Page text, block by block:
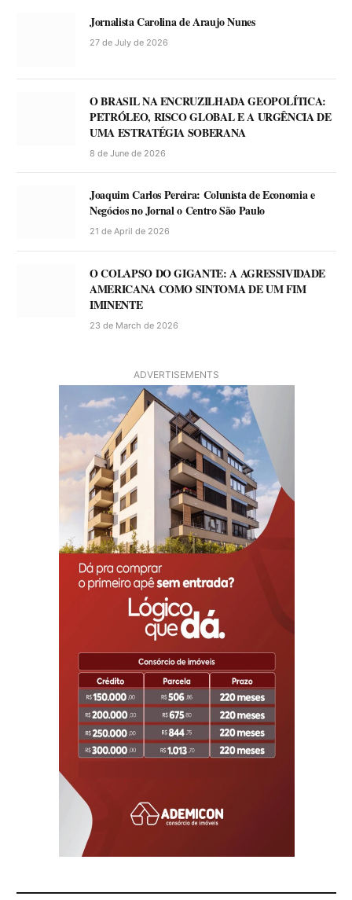
Jornalista Carolina de Araujo Nunes
27 de July de 2026
O BRASIL NA ENCRUZILHADA GEOPOLÍTICA:
PETRÓLEO, RISCO GLOBAL E A URGÊNCIA DE
UMA ESTRATÉGIA SOBERANA
8 de June de 2026
Joaquim Carlos Pereira: Colunista de Economia e
Negócios no Jornal o Centro São Paulo
21 de April de 2026
O COLAPSO DO GIGANTE: A AGRESSIVIDADE
AMERICANA COMO SINTOMA DE UM FIM
IMINENTE
23 de March de 2026
ADVERTISEMENTS